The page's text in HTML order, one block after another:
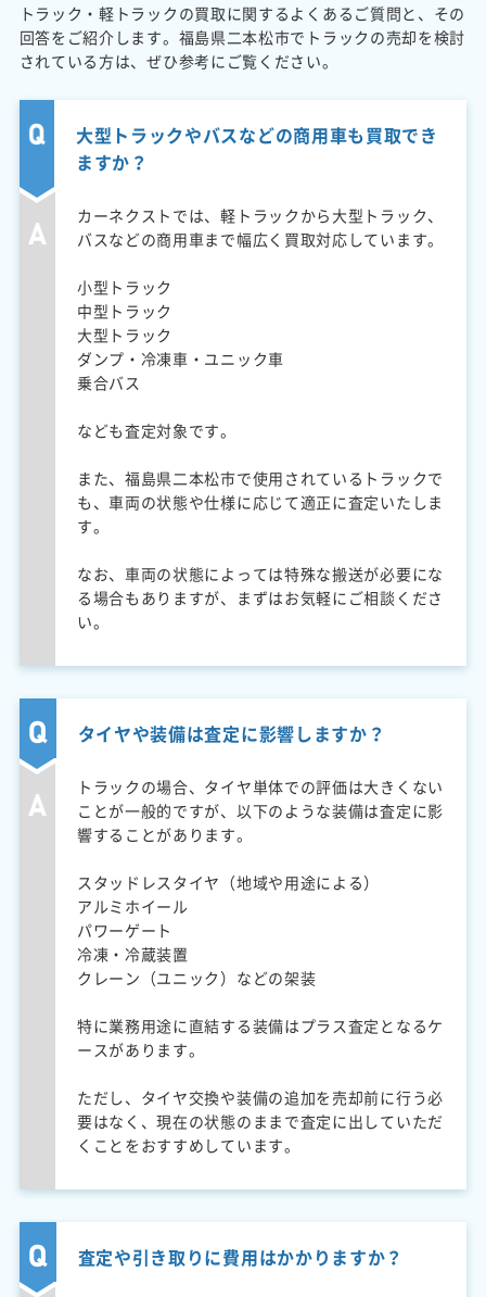
トラック・軽トラックの買取に関するよくあるご質問と、その
回答をご紹介します。福島県二本松市でトラックの売却を検討
されている方は、ぜひ参考にご覧ください。
大型トラックやバスなどの商用車も買取でき
ますか？
カーネクストでは、軽トラックから大型トラック、
バスなどの商用車まで幅広く買取対応しています。
小型トラック
中型トラック
大型トラック
ダンプ・冷凍車・ユニック車
乗合バス
なども査定対象です。
また、福島県二本松市で使用されているトラックで
も、車両の状態や仕様に応じて適正に査定いたしま
す。
なお、車両の状態によっては特殊な搬送が必要にな
る場合もありますが、まずはお気軽にご相談くださ
い。
タイヤや装備は査定に影響しますか？
トラックの場合、タイヤ単体での評価は大きくない
ことが一般的ですが、以下のような装備は査定に影
響することがあります。
スタッドレスタイヤ（地域や用途による）
アルミホイール
パワーゲート
冷凍・冷蔵装置
クレーン（ユニック）などの架装
特に業務用途に直結する装備はプラス査定となるケ
ースがあります。
ただし、タイヤ交換や装備の追加を売却前に行う必
要はなく、現在の状態のままで査定に出していただ
くことをおすすめしています。
査定や引き取りに費用はかかりますか？